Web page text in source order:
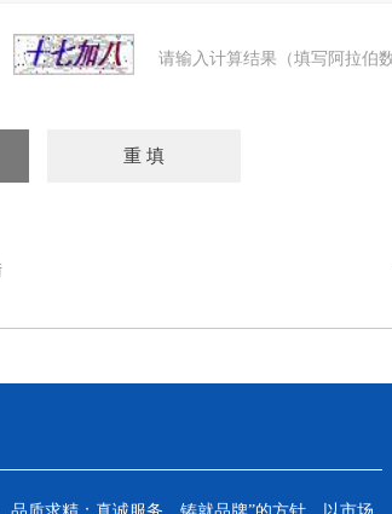
请输入计算结果（填写阿拉伯